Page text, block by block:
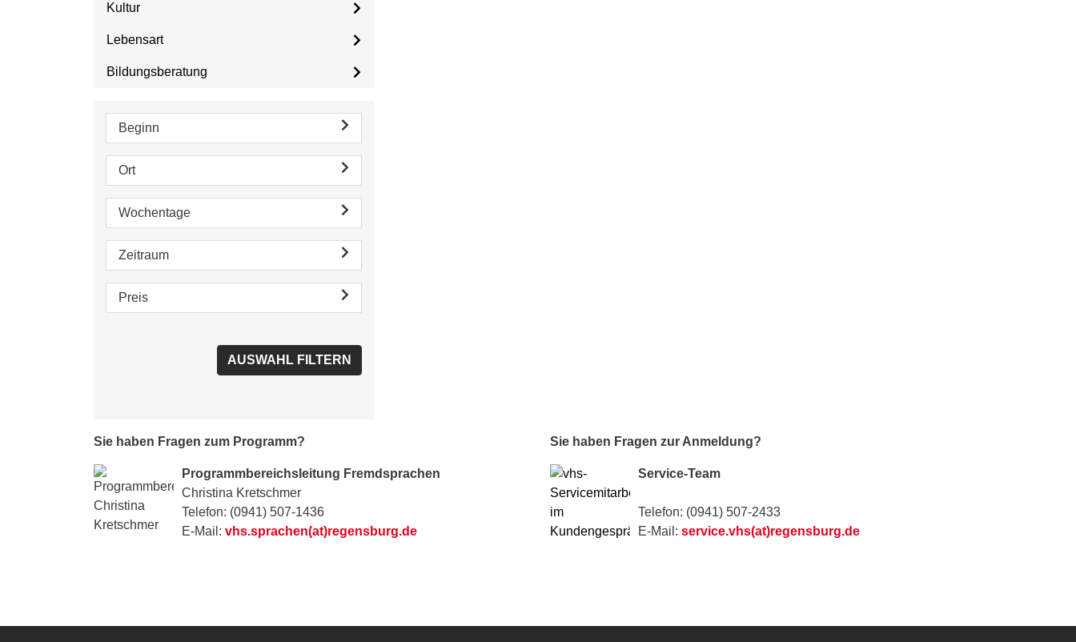
Kultur
Lebensart
Bildungsberatung
Beginn
Ort
Wochentage
Zeitraum
Preis
Sie haben Fragen zum Programm?
Programmbereichsleitung Fremdsprachen
Christina Kretschmer
Telefon: (0941) 507-1436
E-Mail: vhs.sprachen(at)regensburg.de
Sie haben Fragen zur Anmeldung?
Service-Team
Telefon: (0941) 507-2433
E-Mail: service.vhs(at)regensburg.de